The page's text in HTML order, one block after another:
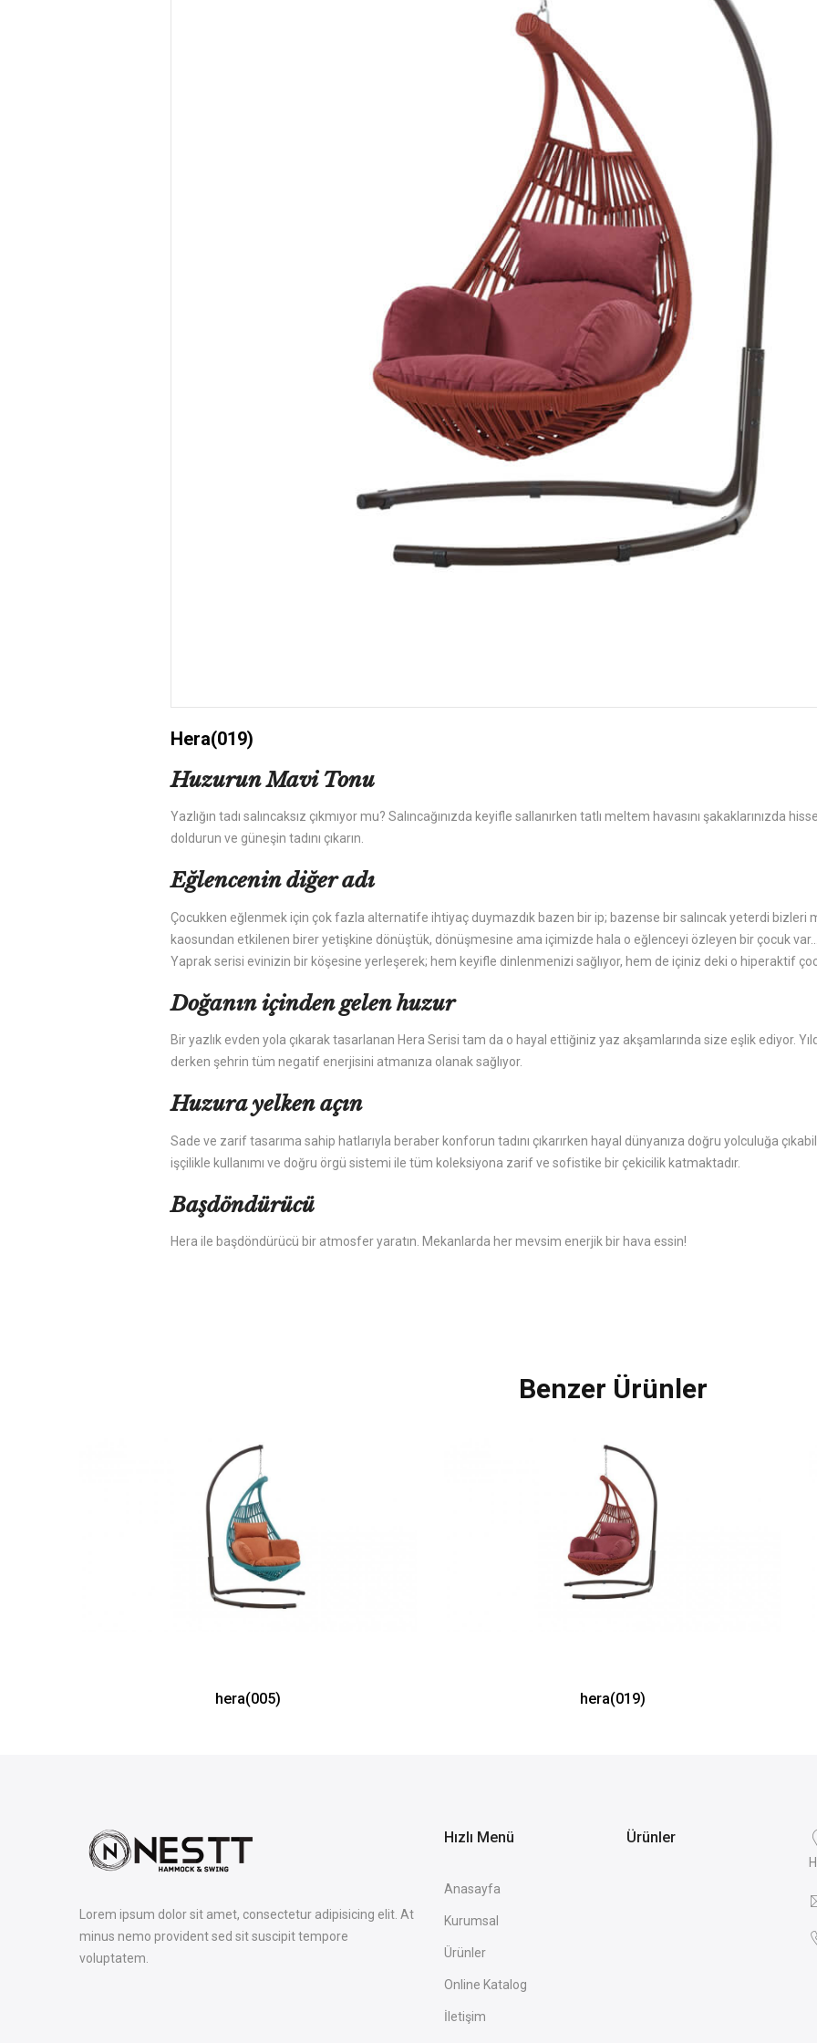
Hera(019)
Huzurun Mavi Tonu
Yazlığın tadı salıncaksız çıkmıyor mu? Salıncağınızda keyifle sallanırken tatlı meltem havasını şakaklarınızda
doldurun ve güneşin tadını çıkarın.
Eğlencenin diğer adı
Çocukken eğlenmek için çok fazla alternatife ihtiyaç duymazdık bazen bir ip; bazense bir salıncak yeterdi bizleri
kaosundan etkilenen birer yetişkine dönüştük, dönüşmesine ama içimizde hala o eğlenceyi özleyen bir çocuk
Yaprak serisi evinizin bir köşesine yerleşerek; hem keyifle dinlenmenizi sağlıyor, hem de içiniz deki o hiperaktif
Doğanın içinden gelen huzur
Bir yazlık evden yola çıkarak tasarlanan Hera Serisi tam da o hayal ettiğiniz yaz akşamlarında size eşlik ediyor.
derken şehrin tüm negatif enerjisini atmanıza olanak sağlıyor.
Huzura yelken açın
Sade ve zarif tasarıma sahip hatlarıyla beraber konforun tadını çıkarırken hayal dünyanıza doğru yolculuğa
işçilikle kullanımı ve doğru örgü sistemi ile tüm koleksiyona zarif ve sofistike bir çekicilik katmaktadır.
Başdöndürücü
Hera ile başdöndürücü bir atmosfer yaratın. Mekanlarda her mevsim enerjik bir hava essin!
Benzer Ürünler
hera(005) hera(019)
Lorem ipsum dolor sit amet, consectetur adipisicing elit. At
minus nemo provident sed sit suscipit tempore
voluptatem.
Hızlı Menü
Anasayfa
Kurumsal
Ürünler
Online Katalog
İletişim
Ürünler